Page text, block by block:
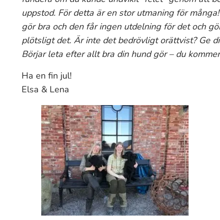
uppstod. För detta är en stor utmaning för
gör bra och den får ingen utdelning för det och
plötsligt det. Är inte det bedrövligt orättvist? Ge
Börjar leta efter allt bra din hund gör – du
Ha en fin jul!
Elsa & Lena